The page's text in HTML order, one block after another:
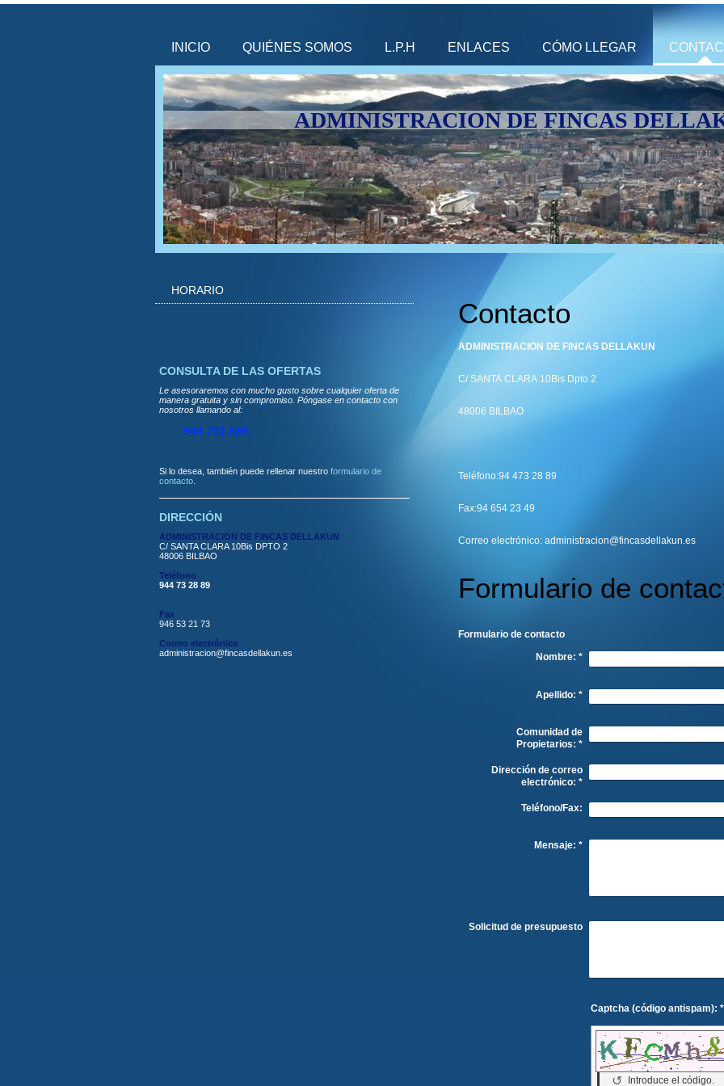
INICIO QUIÉNES SOMOS L.P.H ENLACES CÓMO LLEGAR
ADMINISTRACION DE FINCAS
Contacto
ADMINISTRACION DE FINCAS DELLAKUN
C/ SANTA CLARA 10Bis Dpto 2
48006 BILBAO
Teléfono:94 473 28 89
Fax:94 654 23 49
Correo electrónico: administracion@fincasdellakun.es
Formulario de
Formulario de contacto
Nombre: *
Apellido: *
Comunidad de
Propietarios: *
Dirección de correo
electrónico: *
Teléfono/Fax:
Mensaje: *
Solicitud de presupuesto
Captcha (código antispam): *
Introduce el código.
↺
HORARIO
CONSULTA DE LAS OFERTAS
Le asesoraremos con mucho gusto sobre cualquier oferta de
manera gratuita y sin compromiso. Póngase en contacto con
nosotros llamando al:
944 732 889
Si lo desea, también puede rellenar nuestro formulario de
contacto
DIRECCIÓN
ADMINISTRACION DE FINCAS DELLAKUN
C/ SANTA CLARA 10Bis DPTO 2
48006 BILBAO
Teléfono
944 73 28 89
Fax
946 53 21 73
Correo electrónico
administracion@fincasdellakun.es